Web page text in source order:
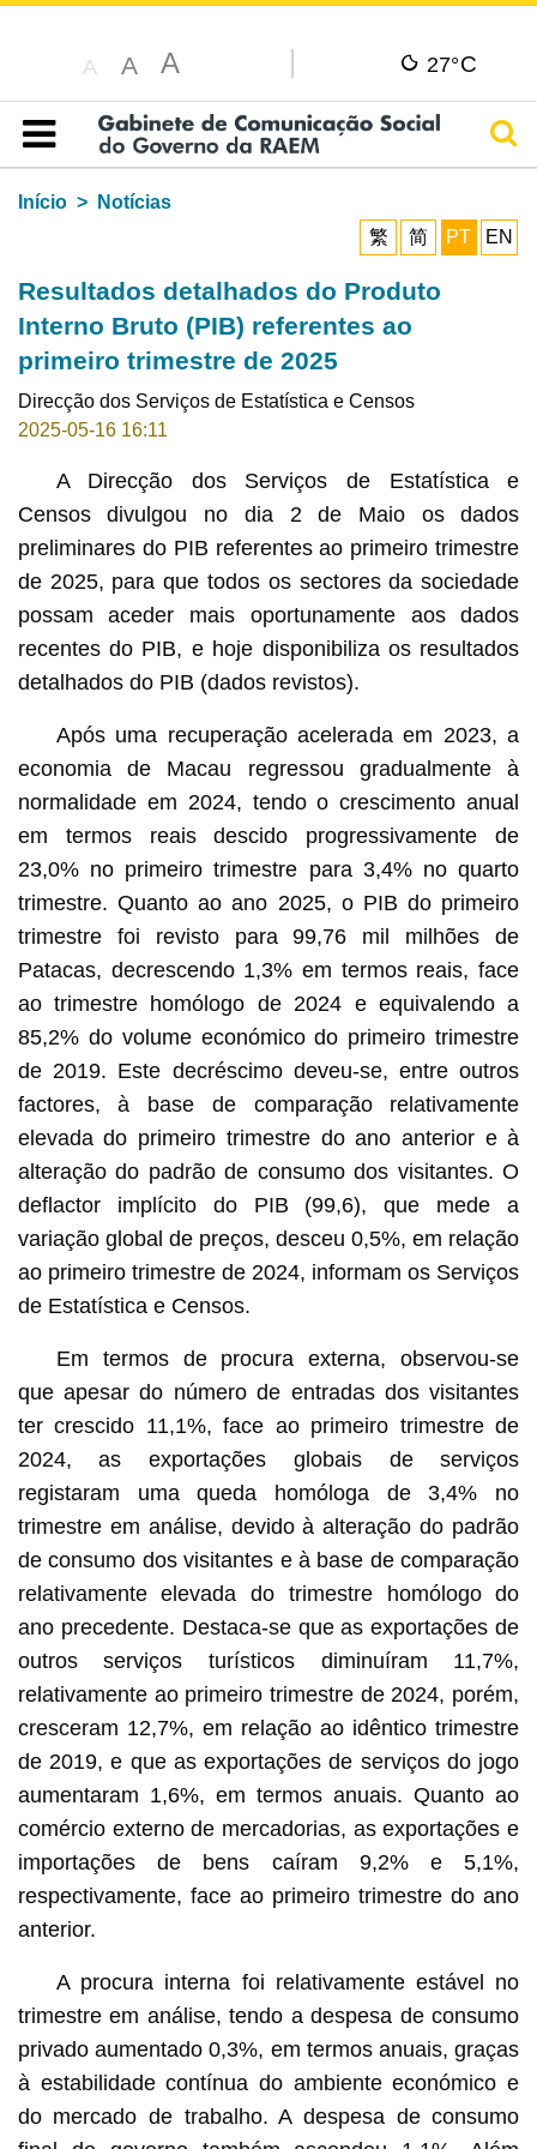
A A A 27°C
Índice
Início
Notícias
繁
简 PT EN
Resultados detalhados do Produto
Interno Bruto (PIB) referentes ao
primeiro trimestre de 2025
Direcção dos Serviços de Estatística e Censos
2025-05-16 16:11
A Direcção dos Serviços de Estatística e
Censos divulgou no dia 2 de Maio os dados
preliminares do PIB referentes ao primeiro trimestre
de 2025, para que todos os sectores da sociedade
possam aceder mais oportunamente aos dados
recentes do PIB, e hoje disponibiliza os resultados
detalhados do PIB (dados revistos).
Após uma recuperação acelerada em 2023, a
economia de Macau regressou gradualmente à
normalidade em 2024, tendo o crescimento anual
em termos reais descido progressivamente de
23,0% no primeiro trimestre para 3,4% no quarto
trimestre. Quanto ao ano 2025, o PIB do primeiro
trimestre foi revisto para 99,76 mil milhões de
Patacas, decrescendo 1,3% em termos reais, face
ao trimestre homólogo de 2024 e equivalendo a
85,2% do volume económico do primeiro trimestre
de 2019. Este decréscimo deveu-se, entre outros
factores, à base de comparação relativamente
elevada do primeiro trimestre do ano anterior e à
alteração do padrão de consumo dos visitantes. O
deflactor implícito do PIB (99,6), que mede a
variação global de preços, desceu 0,5%, em relação
ao primeiro trimestre de 2024, informam os Serviços
de Estatística e Censos.
Em termos de procura externa, observou-se
que apesar do número de entradas dos visitantes
ter crescido 11,1%, face ao primeiro trimestre de
2024, as exportações globais de serviços
registaram uma queda homóloga de 3,4% no
trimestre em análise, devido à alteração do padrão
de consumo dos visitantes e à base de comparação
relativamente elevada do trimestre homólogo do
ano precedente. Destaca-se que as exportações de
outros serviços turísticos diminuíram 11,7%,
relativamente ao primeiro trimestre de 2024, porém,
cresceram 12,7%, em relação ao idêntico trimestre
de 2019, e que as exportações de serviços do jogo
aumentaram 1,6%, em termos anuais. Quanto ao
comércio externo de mercadorias, as exportações e
importações de bens caíram 9,2% e 5,1%,
respectivamente, face ao primeiro trimestre do ano
anterior.
A procura interna foi relativamente estável no
trimestre em análise, tendo a despesa de consumo
privado aumentado 0,3%, em termos anuais, graças
à estabilidade contínua do ambiente económico e
do mercado de trabalho. A despesa de consumo